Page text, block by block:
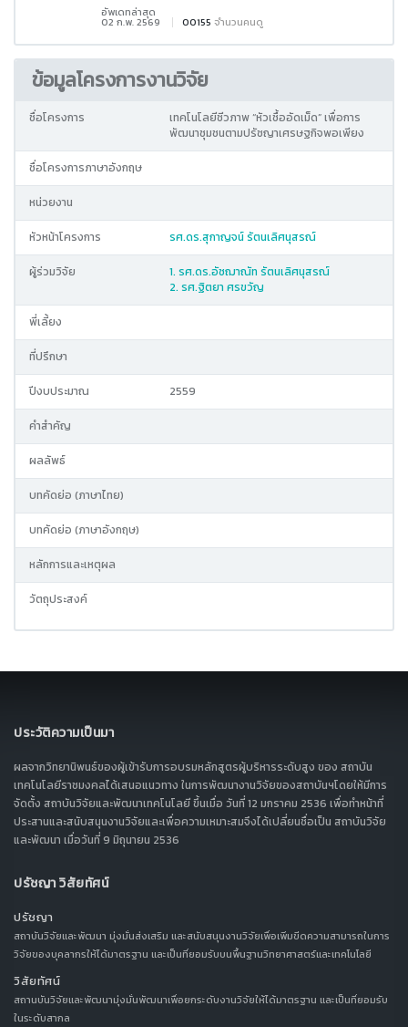
อัพเดทล่าสุด
02 ก.พ. 2569 00155 จำนวนคนดู
ข้อมูลโครงการงานวิจัย
ชื่อโครงการ
เทคโนโลยีชีวภาพ “หัวเชื้ออัดเม็ด” เพื่อการ
พัฒนาชุมชนตามปรัชญาเศรษฐกิจพอเพียง
ชื่อโครงการภาษาอังกฤษ
หน่วยงาน
หัวหน้าโครงการ รศ.ดร.สุกาญจน์ รัตนเลิศนุสรณ์
ผู้ร่วมวิจัย
1. รศ.ดร.อัชฌาณัท รัตนเลิศนุสรณ์
2. รศ.ฐิตยา ศรขวัญ
พี่เลี้ยง
ที่ปรึกษา
ปีงบประมาณ 2559
คำสำคัญ
ผลลัพธ์
บทคัดย่อ (ภาษาไทย)
บทคัดย่อ (ภาษาอังกฤษ)
หลักการและเหตุผล
วัตถุประสงค์
ประวัติความเป็นมา
ผลจากวิทยานิพนธ์ของผู้เข้ารับการอบรมหลักสูตรผู้บริหารระดับสูง ของ สถาบัน
เทคโนโลยีราชมงคลได้เสนอแนวทาง ในการพัฒนางานวิจัยของสถาบันฯโดยให้มีการ
จัดตั้ง สถาบันวิจัยและพัฒนาเทคโนโลยี ขึ้นเมื่อ วันที่ 12 มกราคม 2536 เพื่อทำหน้าที่
ประสานและสนับสนุนงานวิจัยและเพื่อความเหมาะสมจึงได้เปลี่ยนชื่อเป็น สถาบันวิจัย
และพัฒนา เมื่อวันที่ 9 มิถุนายน 2536
ปรัชญา วิสัยทัศน์
ปรัชญา
สถาบันวิจัยและพัฒนา มุ่งมั่นส่งเสริม และสนับสนุนงานวิจัยเพื่อเพิ่มขีดความสามารถในการ
วิจัยของบุคลากรให้ได้มาตรฐาน และเป็นที่ยอมรับบนพื้นฐานวิทยาศาสตร์และเทคโนโลยี
วิสัยทัศน์
สถานบันวิจัยและพัฒนามุ่งมั่นพัฒนาเพื่อยกระดับงานวิจัยให้ได้มาตรฐาน และเป็นที่ยอมรับ
ในระดับสากล